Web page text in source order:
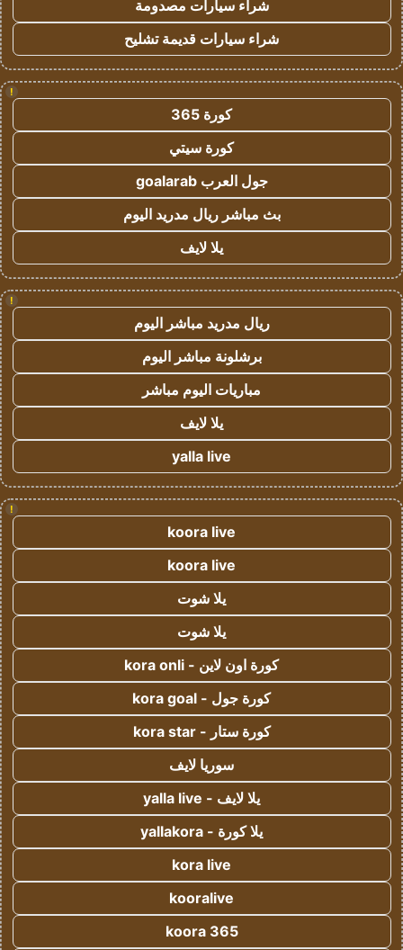
شراء سيارات مصدومة
شراء سيارات قديمة تشليح
!
كورة 365
كورة سيتي
جول العرب goalarab
بث مباشر ريال مدريد اليوم
يلا لايف
!
ريال مدريد مباشر اليوم
برشلونة مباشر اليوم
مباريات اليوم مباشر
يلا لايف
yalla live
!
koora live
koora live
يلا شوت
يلا شوت
كورة اون لاين - kora onli
كورة جول - kora goal
كورة ستار - kora star
سوريا لايف
يلا لايف - yalla live
يلا كورة - yallakora
kora live
kooralive
koora 365